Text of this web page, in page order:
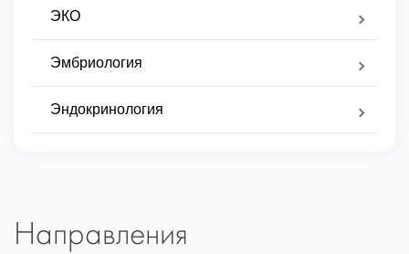
ЭКО
Эмбриология
Эндокринология
Направления